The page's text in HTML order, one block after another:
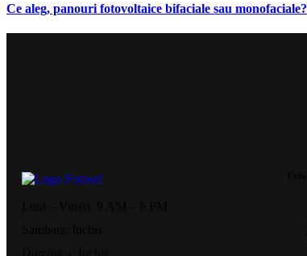
Ce aleg, panouri fotovoltaice bifaciale sau monofaciale?